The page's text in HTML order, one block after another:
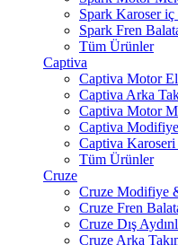
Spark Karoser
Spark Fren
Tüm Ürünler
Captiva
Captiva Motor
Captiva Arka
Captiva Motor
Captiva
Captiva
Tüm Ürünler
Cruze
Cruze Modifiye
Cruze Fren
Cruze Dış
Cruze Arka